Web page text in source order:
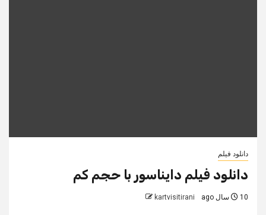
دانلود فیلم
دانلود فیلم دایناسور با حجم کم
10 سال ago kartvisitirani